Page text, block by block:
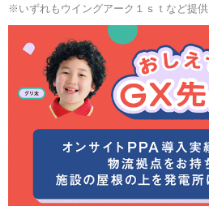
※いずれもウイングアーク１ｓｔなど提供